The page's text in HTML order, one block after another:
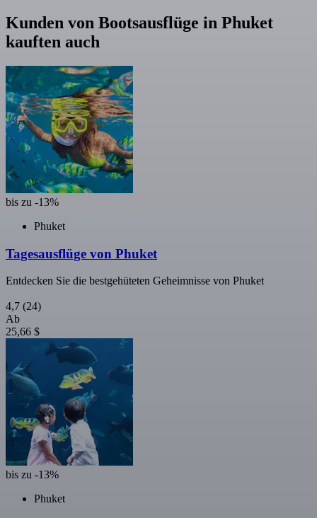
Kunden von Bootsausflüge in Phuket
kauften auch
bis zu -13%
Phuket
Tagesausflüge von Phuket
Entdecken Sie die bestgehüteten Geheimnisse von Phuket
4,7 (24)
Ab
25,66 $
bis zu -13%
Phuket